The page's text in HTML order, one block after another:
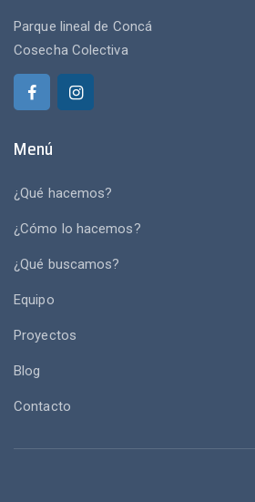
Parque lineal de Concá
Cosecha Colectiva
Menú
¿Qué hacemos?
¿Cómo lo hacemos?
¿Qué buscamos?
Equipo
Proyectos
Blog
Contacto